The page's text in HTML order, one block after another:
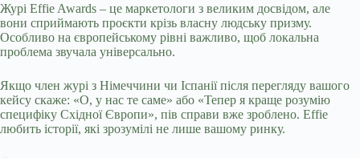
Журі Effie Awards – це маркетологи з великим досвідом, але
вони сприймають проєкти крізь власну людську призму.
Особливо на європейському рівні важливо, щоб локальна
проблема звучала універсально.
Якщо член журі з Німеччини чи Іспанії після перегляду вашого
кейсу скаже: «О, у нас те саме» або «Тепер я краще розумію
специфіку Східної Європи», пів справи вже зроблено. Effie
любить історії, які зрозумілі не лише вашому ринку.